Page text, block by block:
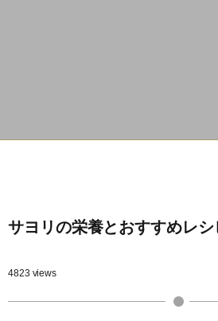
サヨリの栄養とおすすめレ
4823 views